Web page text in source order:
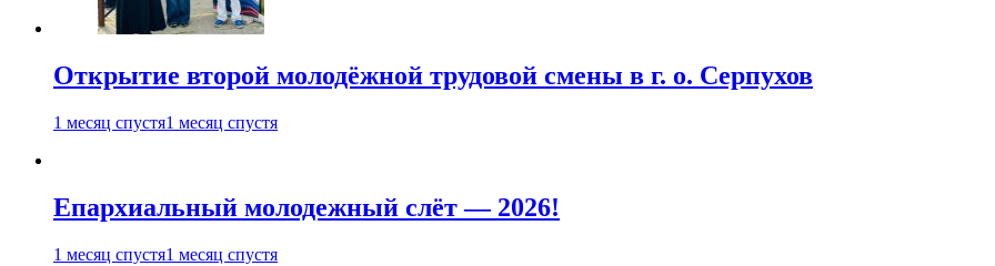
Открытие второй молодёжной трудовой смены в г. о. Серпухов
1 месяц спустя1 месяц спустя
Епархиальный молодежный слёт — 2026!
1 месяц спустя1 месяц спустя